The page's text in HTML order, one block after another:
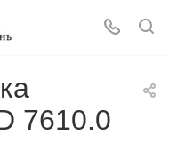
7610.0